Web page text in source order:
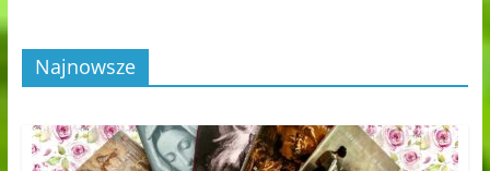
Najnowsze